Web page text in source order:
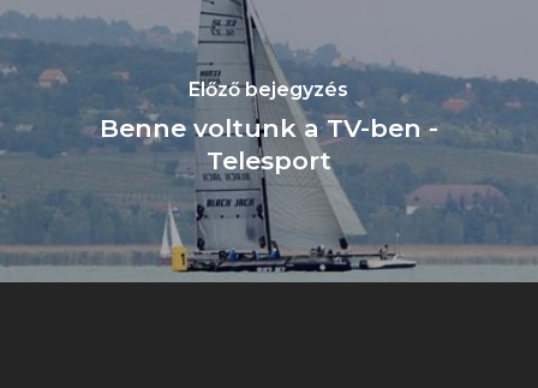
Előző bejegyzés
Benne voltunk a TV-ben -
Telesport